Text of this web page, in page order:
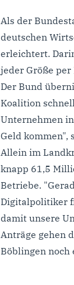
Als der
deutschen
erleichtert.
jeder Größe
Der Bund
Koalition
Unternehmen
Geld kommen",
Allein im
knapp 61,5
Betriebe.
Digitalpolitiker
damit unsere
Anträge gehen
Böblingen